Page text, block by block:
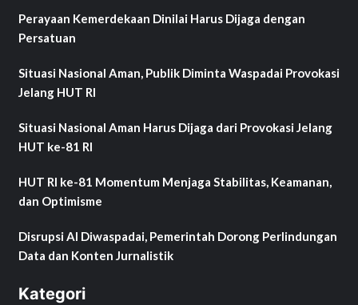
Perayaan Kemerdekaan Dinilai Harus Dijaga dengan
Persatuan
Situasi Nasional Aman, Publik Diminta Waspadai Provokasi
Jelang HUT RI
Situasi Nasional Aman Harus Dijaga dari Provokasi Jelang
HUT ke-81 RI
HUT RI ke-81 Momentum Menjaga Stabilitas, Keamanan,
dan Optimisme
Disrupsi AI Diwaspadai, Pemerintah Dorong Perlindungan
Data dan Konten Jurnalistik
Kategori